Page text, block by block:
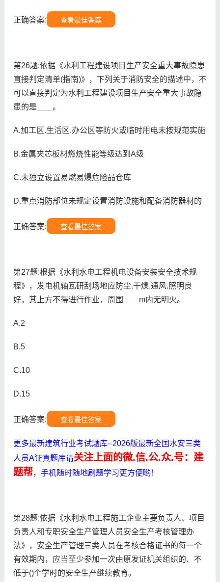
正确答案: 查看最佳答案
第26题:依据《水利工程建设项目生产安全重大事故隐患
直接判定清单(指南)》，下列关于消防安全的描述中，不
可以直接判定为水利工程建设项目生产安全重大事故隐
患的是＿＿。
A.加工区.生活区.办公区等防火或临时用电未按规范实施
B.金属夹芯板材燃烧性能等级达到A级
C.未独立设置易燃易爆危险品仓库
D.重点消防部位未规定设置消防设施和配备消防器材的
正确答案: 查看最佳答案
第27题:根据《水利水电工程机电设备安装安全技术规
程》，发电机轴瓦研刮场地应防尘.干燥.通风.照明良
好，其上方不得进行作业，周围＿＿m内无明火。
A.2
B.5
C.10
D.15
正确答案: 查看最佳答案
更多最新建筑行业考试题库--2026版最新全国水安三类
人员A证真题库请关注上面的微.信.公.众.号：建
题帮，手机随时随地刷题学习更方便哟！
第28题:依据《水利水电工程施工企业主要负责人、项目
负责人和专职安全生产管理人员安全生产考核管理办
法》，安全生产管理三类人员在考核合格证书的每一个
有效期内，应当至少参加一次由原发证机关组织的、不
低于()个学时的安全生产继续教育。